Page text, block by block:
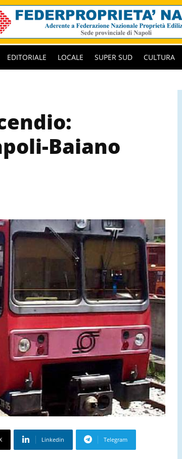
EDITORIALE LOCALE SUPER SUD CULTURA
Baiano
Linkedin Telegram